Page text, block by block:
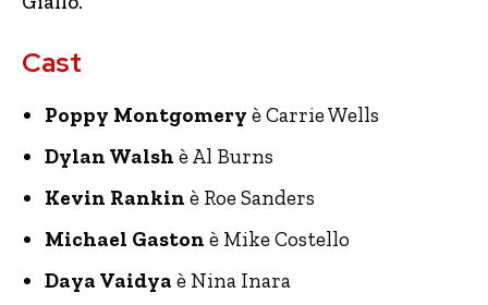
Cast
Poppy Montgomery è Carrie Wells
Dylan Walsh è Al Burns
Kevin Rankin è Roe Sanders
Michael Gaston è Mike Costello
Daya Vaidya è Nina Inara